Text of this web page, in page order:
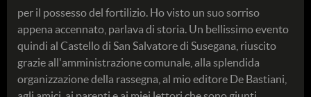
per il possesso del fortilizio. Ho visto un suo sorriso
appena accennato, parlava di storia. Un bellissimo evento
quindi al Castello di San Salvatore di Susegana, riuscito
grazie all'amministrazione comunale, alla splendida
organizzazione della rassegna, al mio editore De Bastiani,